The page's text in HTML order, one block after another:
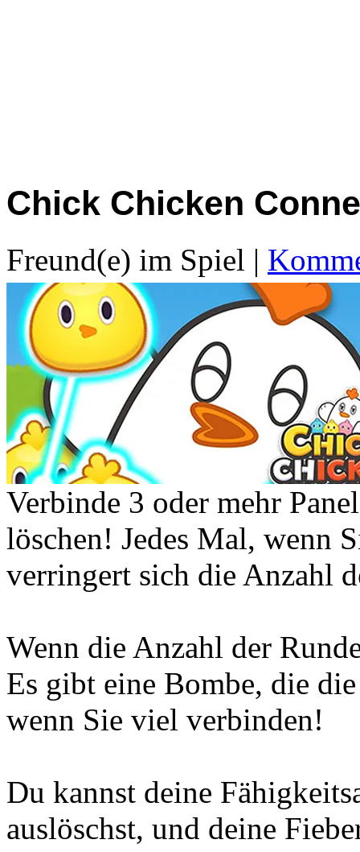
Chick Chicken
Freund(e) im Spiel |
Verbinde 3 oder mehr
löschen! Jedes Mal, wenn
verringert sich die Anzahl
Wenn die Anzahl der
Es gibt eine Bombe, die
wenn Sie viel verbinden!
Du kannst deine
auslöschst, und deine